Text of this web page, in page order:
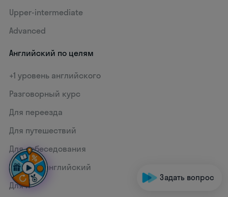
Upper-intermediate
Advanced
Английский по целям
+1 уровень английского
Разговорный курс
Для переезда
Для путешествий
Для собеседования
Деловой английский
Для IT
Задать вопрос